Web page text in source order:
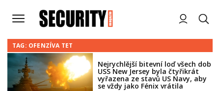
TAG: OFENZÍVA TET
Nejrychlější bitevní loď všech dob
USS New Jersey byla čtyřikrát
vyřazena ze stavů US Navy, aby
se vždy jako Fénix vrátila